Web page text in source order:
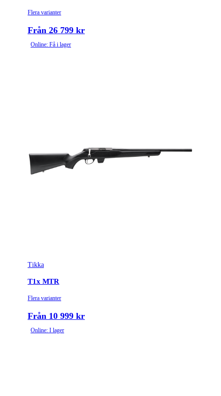
Flera varianter
Från 26 799 kr
Online: Få i lager
Tikka
T1x MTR
Flera varianter
Från 10 999 kr
Online: I lager